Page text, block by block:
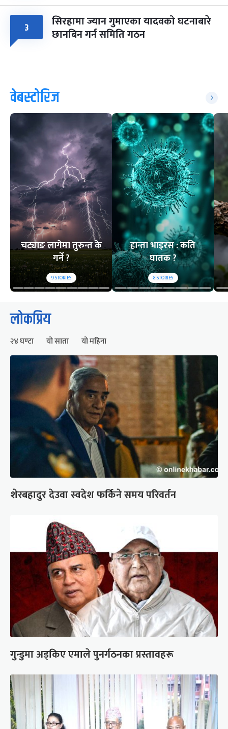
३ सिरहामा ज्यान गुमाएका यादवको घटनाबारे
छानबिन गर्न समिति गठन
वेबस्टोरिज
चट्याङ लागेमा तुरुन्त के
गर्ने ?
9STORIES
हान्ता भाइरस : कति
घातक ?
8STORIES
लोकप्रिय
२४ घण्टा यो साता यो महिना
शेरबहादुर देउवा स्वदेश फर्किने समय परिवर्तन
गुन्डुमा अड्किए एमाले पुनर्गठनका प्रस्तावहरू